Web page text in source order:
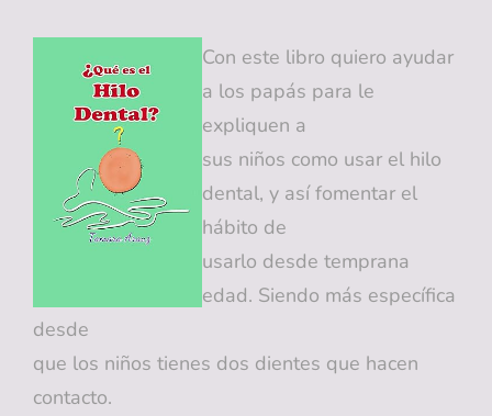
Con este libro quiero ayudar
a los papás para le
expliquen a
sus niños como usar el hilo
dental, y así fomentar el
hábito de
usarlo desde temprana
edad. Siendo más específica
desde
que los niños tienes dos dientes que hacen
contacto.